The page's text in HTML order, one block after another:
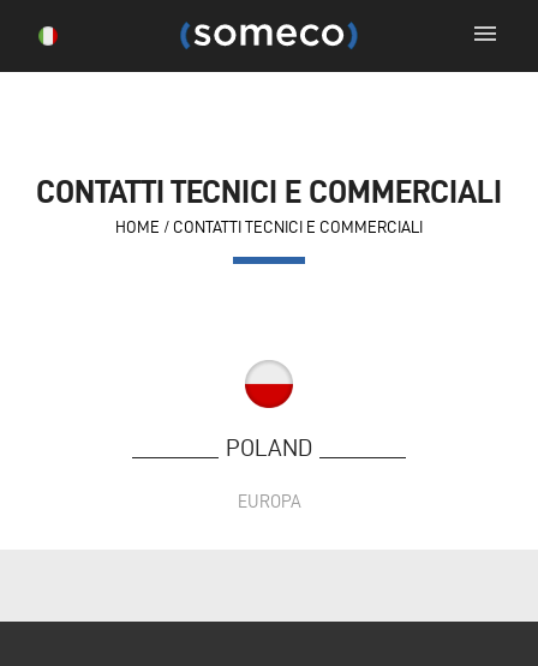
menu
CONTATTI TECNICI E COMMERCIALI
HOME / CONTATTI TECNICI E COMMERCIALI
POLAND
EUROPA